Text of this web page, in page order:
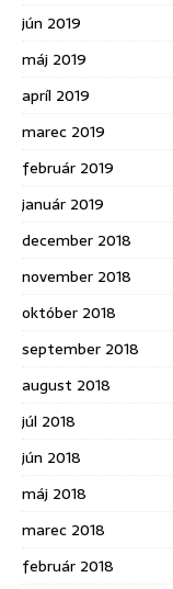
jún 2019
máj 2019
apríl 2019
marec 2019
február 2019
január 2019
december 2018
november 2018
október 2018
september 2018
august 2018
júl 2018
jún 2018
máj 2018
marec 2018
február 2018